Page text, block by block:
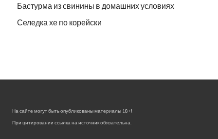
Бастурма из свинины в домашних условиях
Селедка хе по корейски
На сайте могут быть опубликованы материалы 18+!
При цитировании ссылка на источник обязательна.